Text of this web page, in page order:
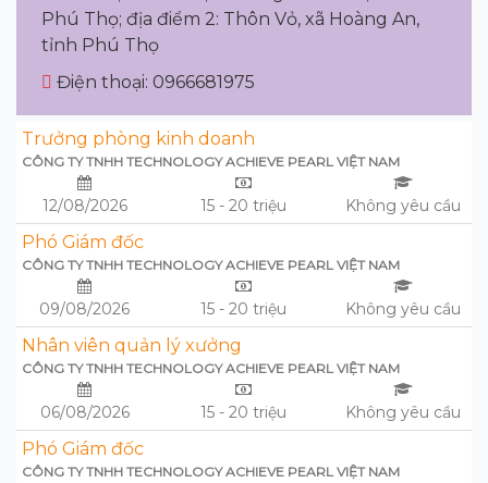
Phú Thọ; địa điểm 2: Thôn Vỏ, xã Hoàng An,
tỉnh Phú Thọ
Điện thoại: 0966681975
Trưởng phòng kinh doanh
CÔNG TY TNHH TECHNOLOGY ACHIEVE PEARL VIỆT NAM
12/08/2026 15 - 20 triệu Không yêu cầu
Phó Giám đốc
CÔNG TY TNHH TECHNOLOGY ACHIEVE PEARL VIỆT NAM
09/08/2026 15 - 20 triệu Không yêu cầu
Nhân viên quản lý xưởng
CÔNG TY TNHH TECHNOLOGY ACHIEVE PEARL VIỆT NAM
06/08/2026 15 - 20 triệu Không yêu cầu
Phó Giám đốc
CÔNG TY TNHH TECHNOLOGY ACHIEVE PEARL VIỆT NAM